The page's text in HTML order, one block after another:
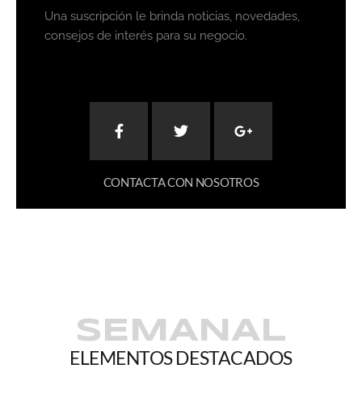
Una suscripción le brinda noticias, novedades,
consejos de interés para su negocio.
CONTACTA CON NOSOTROS
SEMANAL
ELEMENTOS DESTACADOS